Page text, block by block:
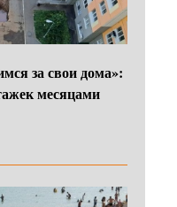
за свои дома»:
месяцами